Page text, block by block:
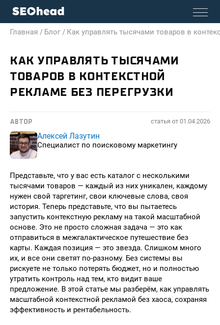
Главная / Блог / Как управлять тысячами товаров в
КАК УПРАВЛЯТЬ ТЫСЯЧАМИ
ТОВАРОВ В КОНТЕКСТНОЙ
РЕКЛАМЕ БЕЗ ПЕРЕГРУЗКИ
АВТОР статья от 01.04.2026
Алексей Лазутин
Специалист по поисковому маркетингу
Представьте, что у вас есть каталог с несколькими
тысячами товаров — каждый из них уникален, каждому
нужен свой таргетинг, свои ключевые слова, своя
история. Теперь представьте, что вы пытаетесь
запустить контекстную рекламу на такой масштабной
основе. Это не просто сложная задача — это как
отправиться в межгалактическое путешествие без
карты. Каждая позиция — это звезда. Слишком много
их, и все они светят по-разному. Без системы вы
рискуете не только потерять бюджет, но и полностью
утратить контроль над тем, кто видит ваше
предложение. В этой статье мы разберём, как управлять
масштабной контекстной рекламой без хаоса, сохраняя
эффективность и рентабельность.